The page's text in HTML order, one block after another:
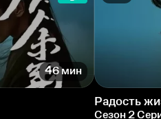
46 мин
Радость
Сезон 2